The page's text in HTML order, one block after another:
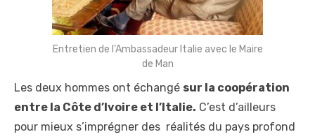
Entretien de l’Ambassadeur Italie avec le Maire
de Man
Les deux hommes ont échangé sur la coopération
entre la Côte d’Ivoire et l’Italie. C’est d’ailleurs
pour mieux s’imprégner des réalités du pays profond